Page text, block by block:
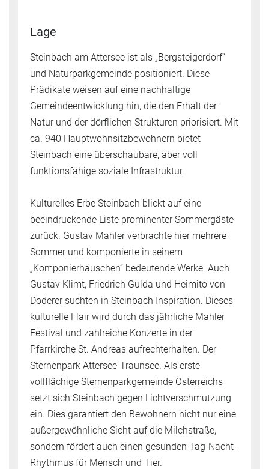
Lage
Steinbach am Attersee ist als „Bergsteigerdorf“
und Naturparkgemeinde positioniert. Diese
Prädikate weisen auf eine nachhaltige
Gemeindeentwicklung hin, die den Erhalt der
Natur und der dörflichen Strukturen priorisiert. Mit
ca. 940 Hauptwohnsitzbewohnern bietet
Steinbach eine überschaubare, aber voll
funktionsfähige soziale Infrastruktur.
Kulturelles Erbe Steinbach blickt auf eine
beeindruckende Liste prominenter Sommergäste
zurück. Gustav Mahler verbrachte hier mehrere
Sommer und komponierte in seinem
„Komponierhäuschen“ bedeutende Werke. Auch
Gustav Klimt, Friedrich Gulda und Heimito von
Doderer suchten in Steinbach Inspiration. Dieses
kulturelle Flair wird durch das jährliche Mahler
Festival und zahlreiche Konzerte in der
Pfarrkirche St. Andreas aufrechterhalten. Der
Sternenpark Attersee-Traunsee. Als erste
vollflächige Sternenparkgemeinde Österreichs
setzt sich Steinbach gegen Lichtverschmutzung
ein. Dies garantiert den Bewohnern nicht nur eine
außergewöhnliche Sicht auf die Milchstraße,
sondern fördert auch einen gesunden Tag-Nacht-
Rhythmus für Mensch und Tier.